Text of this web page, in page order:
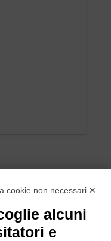
cookie non necessari ✕
alcuni
e